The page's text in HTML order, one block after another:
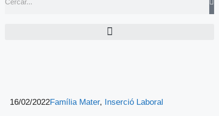
16/02/2022Família Mater, Inserció Laboral